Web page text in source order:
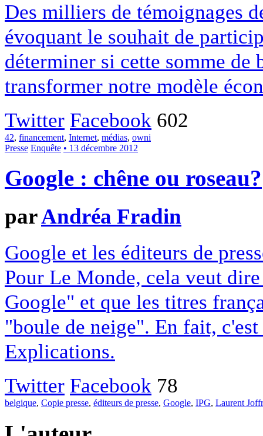
Des milliers de témoignages
évoquant le souhait de
déterminer si cette somme
transformer notre modèle
Twitter Facebook 602
42, financement, Internet, médias, owni
Presse Enquête • 13 décembre 2012
Google : chêne ou roseau?
parAndréa Fradin
Google et les éditeurs de
Pour Le Monde, cela veut
Google" et que les titres
"boule de neige". En fait,
Explications.
Twitter Facebook 78
belgique, Copie presse, éditeurs de presse, Google, IPG, Laurent